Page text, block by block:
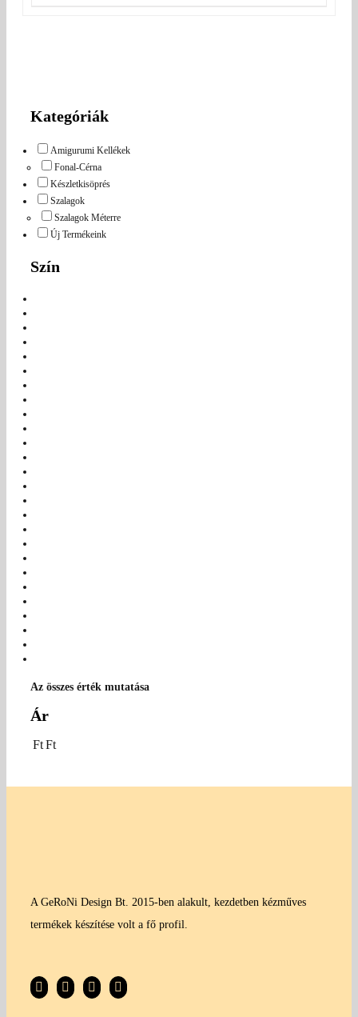
Kategóriák
Amigurumi Kellékek
Fonal-Cérna
Készletkisöprés
Szalagok
Szalagok Méterre
Új Termékeink
Szín
Az összes érték mutatása
Ár
FtFt
A GeRoNi Design Bt. 2015-ben alakult, kezdetben kézműves
termékek készítése volt a fő profil.